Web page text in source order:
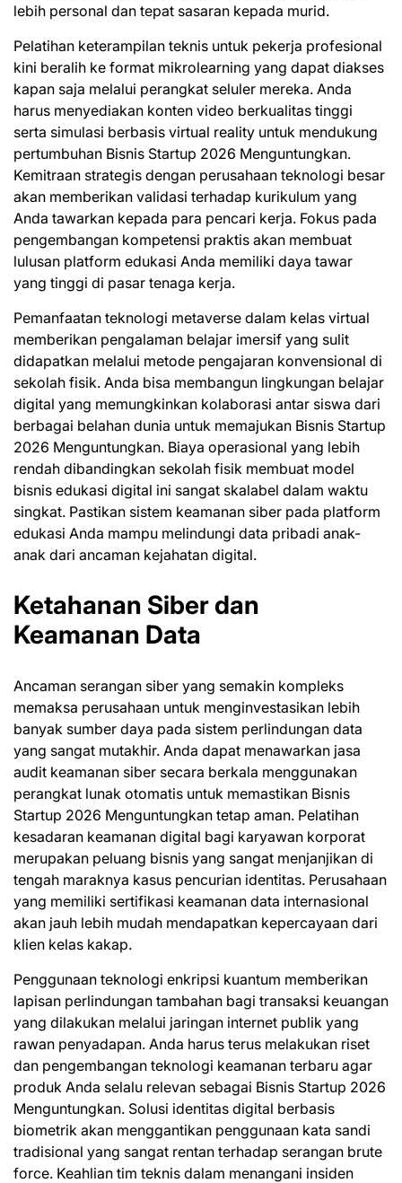
lebih personal dan tepat sasaran kepada murid.
Pelatihan keterampilan teknis untuk pekerja profesional
kini beralih ke format mikrolearning yang dapat diakses
kapan saja melalui perangkat seluler mereka. Anda
harus menyediakan konten video berkualitas tinggi
serta simulasi berbasis virtual reality untuk mendukung
pertumbuhan Bisnis Startup 2026 Menguntungkan.
Kemitraan strategis dengan perusahaan teknologi besar
akan memberikan validasi terhadap kurikulum yang
Anda tawarkan kepada para pencari kerja. Fokus pada
pengembangan kompetensi praktis akan membuat
lulusan platform edukasi Anda memiliki daya tawar
yang tinggi di pasar tenaga kerja.
Pemanfaatan teknologi metaverse dalam kelas virtual
memberikan pengalaman belajar imersif yang sulit
didapatkan melalui metode pengajaran konvensional di
sekolah fisik. Anda bisa membangun lingkungan belajar
digital yang memungkinkan kolaborasi antar siswa dari
berbagai belahan dunia untuk memajukan Bisnis Startup
2026 Menguntungkan. Biaya operasional yang lebih
rendah dibandingkan sekolah fisik membuat model
bisnis edukasi digital ini sangat skalabel dalam waktu
singkat. Pastikan sistem keamanan siber pada platform
edukasi Anda mampu melindungi data pribadi anak-
anak dari ancaman kejahatan digital.
Ketahanan Siber dan
Keamanan Data
Ancaman serangan siber yang semakin kompleks
memaksa perusahaan untuk menginvestasikan lebih
banyak sumber daya pada sistem perlindungan data
yang sangat mutakhir. Anda dapat menawarkan jasa
audit keamanan siber secara berkala menggunakan
perangkat lunak otomatis untuk memastikan Bisnis
Startup 2026 Menguntungkan tetap aman. Pelatihan
kesadaran keamanan digital bagi karyawan korporat
merupakan peluang bisnis yang sangat menjanjikan di
tengah maraknya kasus pencurian identitas. Perusahaan
yang memiliki sertifikasi keamanan data internasional
akan jauh lebih mudah mendapatkan kepercayaan dari
klien kelas kakap.
Penggunaan teknologi enkripsi kuantum memberikan
lapisan perlindungan tambahan bagi transaksi keuangan
yang dilakukan melalui jaringan internet publik yang
rawan penyadapan. Anda harus terus melakukan riset
dan pengembangan teknologi keamanan terbaru agar
produk Anda selalu relevan sebagai Bisnis Startup 2026
Menguntungkan. Solusi identitas digital berbasis
biometrik akan menggantikan penggunaan kata sandi
tradisional yang sangat rentan terhadap serangan brute
force. Keahlian tim teknis dalam menangani insiden